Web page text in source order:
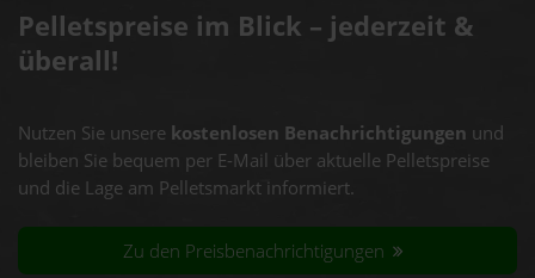
Pelletspreise im Blick – jederzeit &
überall!
Nutzen Sie unsere kostenlosen Benachrichtigungen und
bleiben Sie bequem per E-Mail über aktuelle Pelletspreise
und die Lage am Pelletsmarkt informiert.
Zu den Preisbenachrichtigungen